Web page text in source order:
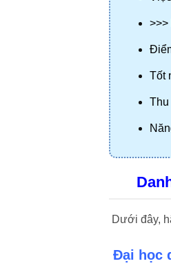
Tốt
Thu
Dưới đây,
Đại học